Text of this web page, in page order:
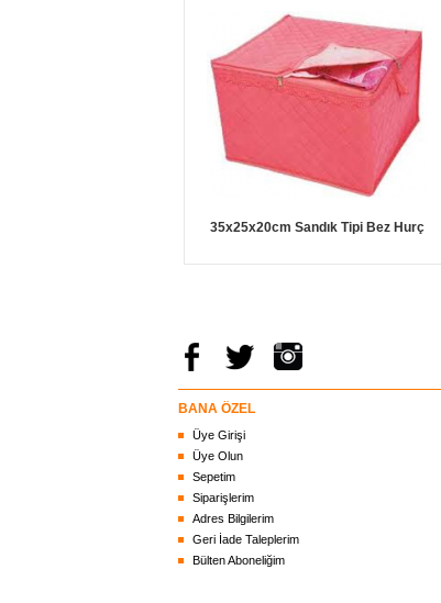
35x25x20cm Sandık Tipi Bez Hurç
BANA ÖZEL
Üye Girişi
Üye Olun
Sepetim
Siparişlerim
Adres Bilgilerim
Geri İade Taleplerim
Bülten Aboneliğim